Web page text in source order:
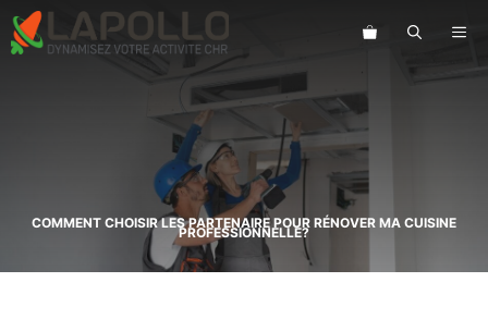
Aller
au
contenu
COMMENT CHOISIR LES PARTENAIRE POUR RÉNOVER MA CUISINE
PROFESSIONNELLE?